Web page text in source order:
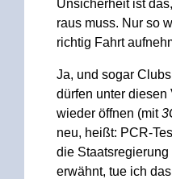
Unsicherheit ist
raus muss. Nur so
richtig Fahrt
Ja, und sogar
dürfen unter diesen
wieder öffnen (mit
neu, heißt: PCR-
die Staatsregierung
erwähnt, tue ich